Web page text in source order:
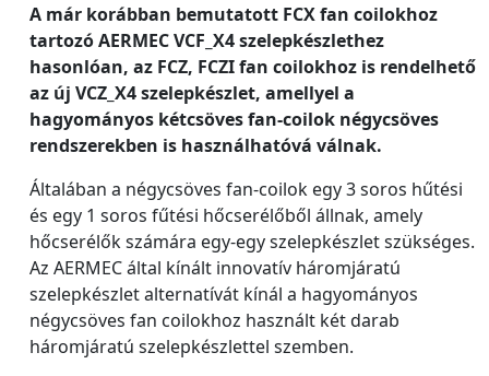
A már korábban bemutatott FCX fan coilokhoz
tartozó AERMEC VCF_X4 szelepkészlethez
hasonlóan, az FCZ, FCZI fan coilokhoz is rendelhető
az új VCZ_X4 szelepkészlet, amellyel a
hagyományos kétcsöves fan-coilok négycsöves
rendszerekben is használhatóvá válnak.
Általában a négycsöves fan-coilok egy 3 soros hűtési
és egy 1 soros fűtési hőcserélőből állnak, amely
hőcserélők számára egy-egy szelepkészlet szükséges.
Az AERMEC által kínált innovatív háromjáratú
szelepkészlet alternatívát kínál a hagyományos
négycsöves fan coilokhoz használt két darab
háromjáratú szelepkészlettel szemben.